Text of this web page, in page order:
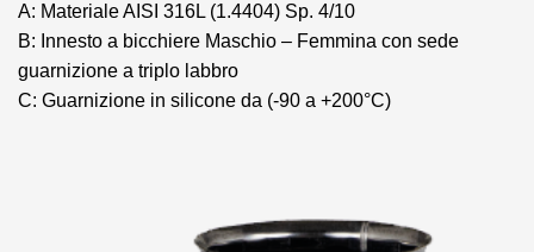
A: Materiale AISI 316L (1.4404) Sp. 4/10
B: Innesto a bicchiere Maschio – Femmina con sede
guarnizione a triplo labbro
C: Guarnizione in silicone da (-90 a +200°C)